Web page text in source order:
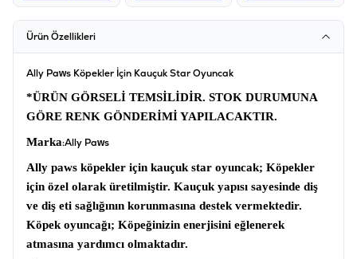
Ürün Özellikleri
Ally Paws Köpekler İçin Kauçuk Star Oyuncak
*ÜRÜN GÖRSELİ TEMSİLİDİR. STOK DURUMUNA
GÖRE RENK GÖNDERİMİ YAPILACAKTIR.
Marka:Ally Paws
Ally paws köpekler için kauçuk star oyuncak; Köpekler
için özel olarak üretilmiştir. Kauçuk yapısı sayesinde diş
ve diş eti sağlığının korunmasına destek vermektedir.
Köpek oyuncağı; Köpeğinizin enerjisini eğlenerek
atmasına yardımcı olmaktadır.